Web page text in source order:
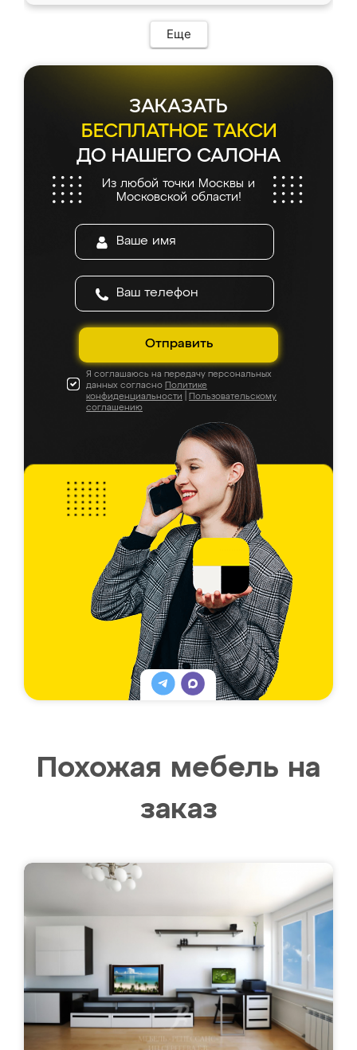
Еще
ЗАКАЗАТЬ
БЕСПЛАТНОЕ ТАКСИ
ДО НАШЕГО САЛОНА
Из любой точки Москвы и
Московской области!
Отправить
Я соглашаюсь на передачу персональных
данных согласно Политике
конфиденциальности
Пользовательскому
соглашению
Похожая мебель на
заказ